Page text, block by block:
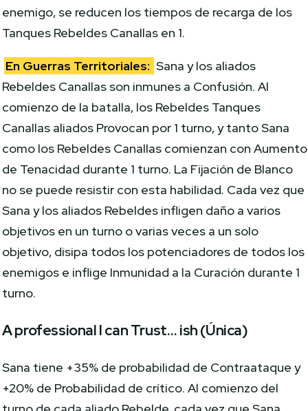
enemigo, se reducen los tiempos de recarga de los
Tanques Rebeldes Canallas en 1.
En Guerras Territoriales: Sana y los aliados
Rebeldes Canallas son inmunes a Confusión. Al
comienzo de la batalla, los Rebeldes Tanques
Canallas aliados Provocan por 1 turno, y tanto Sana
como los Rebeldes Canallas comienzan con Aumento
de Tenacidad durante 1 turno. La Fijación de Blanco
no se puede resistir con esta habilidad. Cada vez que
Sana y los aliados Rebeldes infligen daño a varios
objetivos en un turno o varias veces a un solo
objetivo, disipa todos los potenciadores de todos los
enemigos e inflige Inmunidad a la Curación durante 1
turno.
A professional I can Trust… ish(Única)
Sana tiene +35% de probabilidad de Contraataque y
+20% de Probabilidad de crítico. Al comienzo del